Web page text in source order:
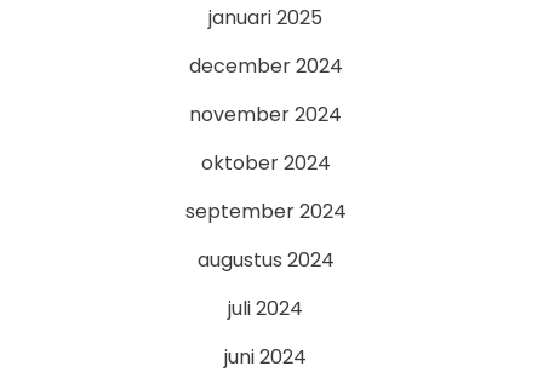
januari 2025
december 2024
november 2024
oktober 2024
september 2024
augustus 2024
juli 2024
juni 2024